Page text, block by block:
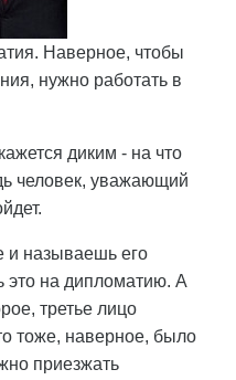
Наверное, чтобы
нужно работать в
диким - на что
человек, уважающий
и называешь его
это на дипломатию. А
третье лицо
тоже, наверное, было
приезжать